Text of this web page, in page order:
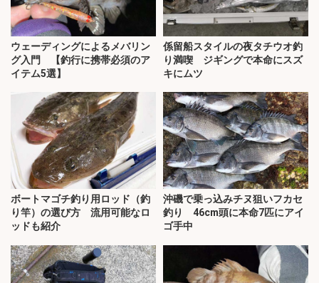
ウェーディングによるメバリン
グ入門 【釣行に携帯必須のア
イテム5選】
係留船スタイルの夜タチウオ釣
り満喫 ジギングで本命にスズ
キにムツ
ボートマゴチ釣り用ロッド（釣
り竿）の選び方 流用可能なロ
ッドも紹介
沖磯で乗っ込みチヌ狙いフカセ
釣り 46cm頭に本命7匹にアイ
ゴ手中